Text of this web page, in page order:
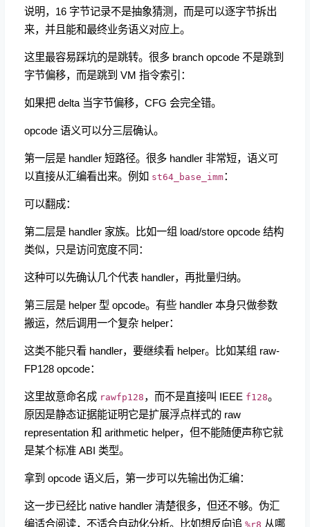
说明，16 字节记录不是抽象猜测，而是可以逐字节拆出
来，并且能和最终业务语义对应上。
这里最容易踩坑的是跳转。很多 branch opcode 不是跳到
字节偏移，而是跳到 VM 指令索引：
如果把 delta 当字节偏移，CFG 会完全错。
opcode 语义可以分三层确认。
第一层是 handler 短路径。很多 handler 非常短，语义可
以直接从汇编看出来。例如 st64_base_imm：
可以翻成：
第二层是 handler 家族。比如一组 load/store opcode 结构
类似，只是访问宽度不同：
这种可以先确认几个代表 handler，再批量归纳。
第三层是 helper 型 opcode。有些 handler 本身只做参数
搬运，然后调用一个复杂 helper：
这类不能只看 handler，要继续看 helper。比如某组 raw-
FP128 opcode：
这里故意命名成 rawfp128，而不是直接叫 IEEE f128。
原因是静态证据能证明它是扩展浮点样式的 raw
representation 和 arithmetic helper，但不能随便声称它就
是某个标准 ABI 类型。
拿到 opcode 语义后，第一步可以先输出伪汇编：
这一步已经比 native handler 清楚很多，但还不够。伪汇
编适合阅读，不适合自动化分析。比如想反向追 %r8 从哪